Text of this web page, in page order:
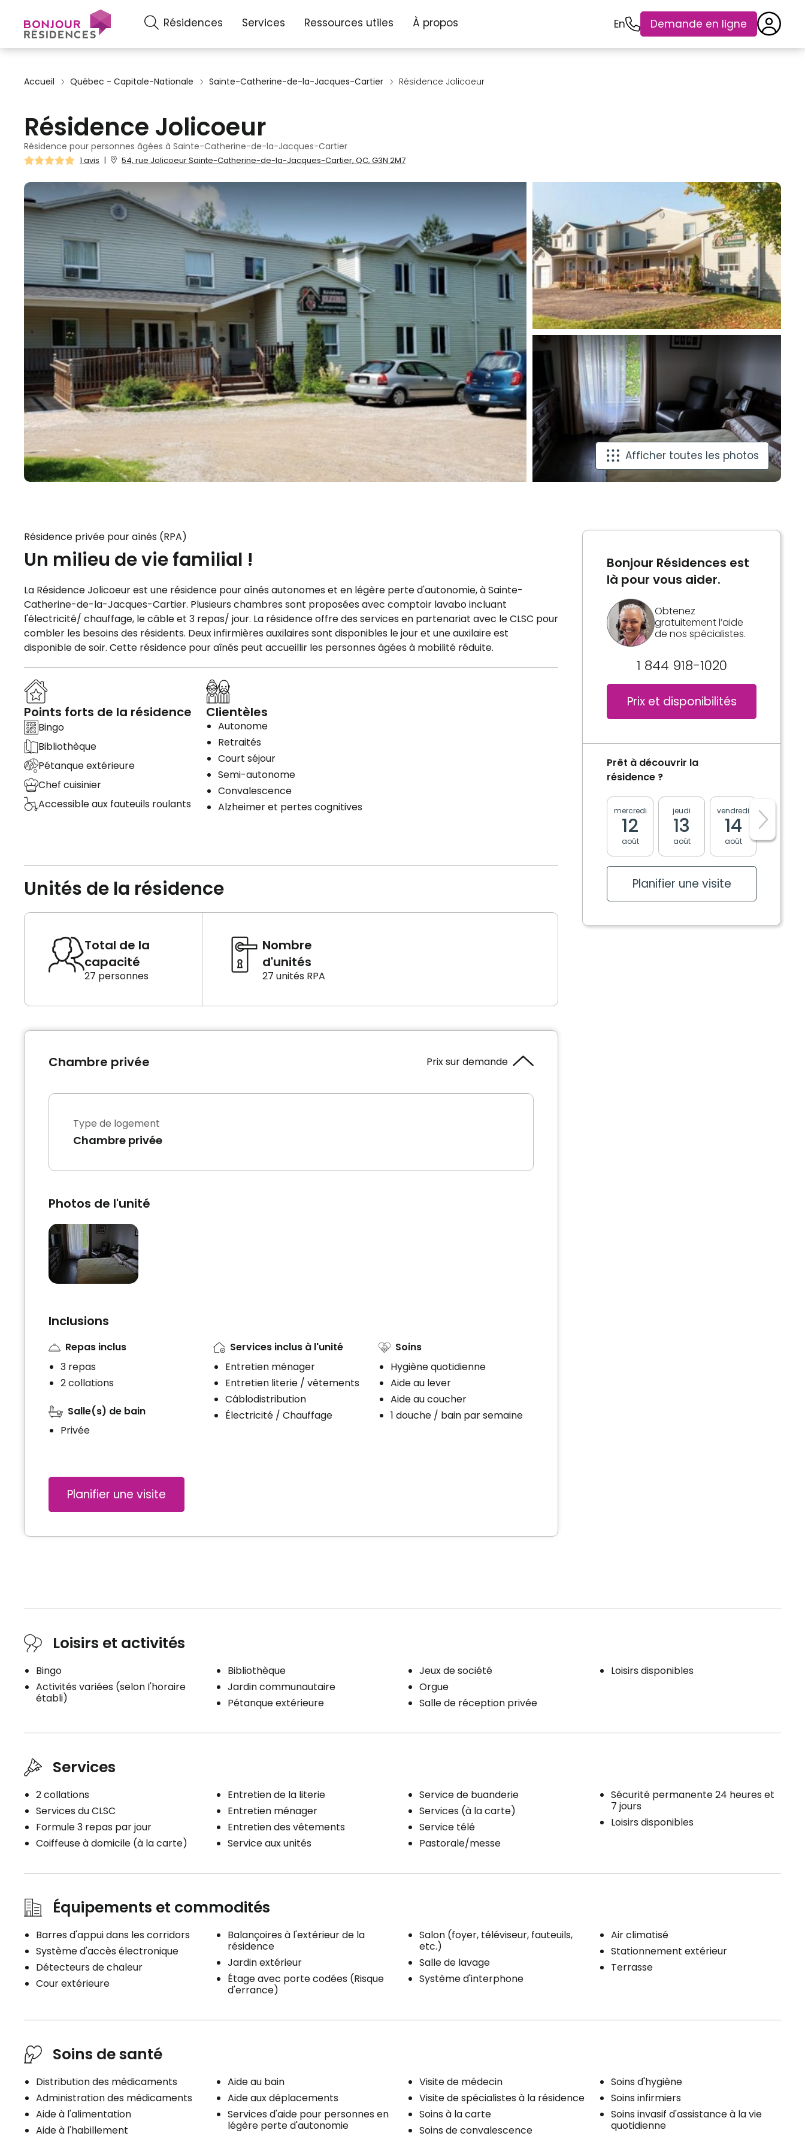
Résidences Services Ressources utiles À propos En Demande en ligne
Accueil Québec - Capitale-Nationale Sainte-Catherine-de-la-Jacques-Cartier Résidence Jolicoeur
Résidence Jolicoeur
Résidence pour personnes âgées à Sainte-Catherine-de-la-Jacques-Cartier
1 avis | 54, rue Jolicoeur Sainte-Catherine-de-la-Jacques-Cartier, QC, G3N 2M7
Afficher toutes les photos
Résidence privée pour aînés (RPA)
Un milieu de vie familial !
La Résidence Jolicoeur est une résidence pour aînés autonomes et en légère perte d'autonomie, à Sainte-
Catherine-de-la-Jacques-Cartier. Plusieurs chambres sont proposées avec comptoir lavabo incluant
l'électricité/ chauffage, le câble et 3 repas/ jour. La résidence offre des services en partenariat avec le CLSC pour
combler les besoins des résidents. Deux infirmières auxilaires sont disponibles le jour et une auxilaire est
disponible de soir. Cette résidence pour aînés peut accueillir les personnes âgées à mobilité réduite.
Points forts de la résidence
Bingo
Bibliothèque
Pétanque extérieure
Chef cuisinier
Accessible aux fauteuils roulants
Clientèles
Autonome
Retraités
Court séjour
Semi-autonome
Convalescence
Alzheimer et pertes cognitives
Unités de la résidence
Total de la
capacité
27 personnes
Nombre
d'unités
27 unités RPA
Chambre privée Prix sur demande
Type de logement
Chambre privée
Photos de l'unité
Inclusions
Repas inclus
3 repas
2 collations
Salle(s) de bain
Privée
Services inclus à l'unité
Entretien ménager
Entretien literie / vêtements
Câblodistribution
Électricité / Chauffage
Soins
Hygiène quotidienne
Aide au lever
Aide au coucher
1 douche / bain par semaine
Planifier une visite
Bonjour Résidences est
là pour vous aider.
Obtenez
gratuitement l’aide
de nos spécialistes.
1 844 918-1020
Prix et disponibilités
Prêt à découvrir la
résidence ?
mercredi
12
août
jeudi
13
août
vendredi
14
août août
Planifier une visite
Loisirs et activités
Bingo
Activités variées (selon I'horaire
établi)
Bibliothèque
Jardin communautaire
Pétanque extérieure
Jeux de société
Orgue
Salle de réception privée
Loisirs disponibles
Services
2 collations
Services du CLSC
Formule 3 repas par jour
Coiffeuse à domicile (à la carte)
Entretien de la literie
Entretien ménager
Entretien des vêtements
Service aux unités
Service de buanderie
Services (à la carte)
Service télé
Pastorale/messe
Sécurité permanente 24 heures et
7 jours
Loisirs disponibles
Équipements et commodités
Barres d'appui dans les corridors
Système d'accès électronique
Détecteurs de chaleur
Cour extérieure
Balançoires à l'extérieur de la
résidence
Jardin extérieur
Étage avec porte codées (Risque
d'errance)
Salon (foyer, téléviseur, fauteuils,
etc.)
Salle de lavage
Système d'interphone
Air climatisé
Stationnement extérieur
Terrasse
Soins de santé
Distribution des médicaments
Administration des médicaments
Aide à l'alimentation
Aide à l'habillement
Aide au bain
Aide aux déplacements
Services d'aide pour personnes en
légère perte d'autonomie
Visite de médecin
Visite de spécialistes à la résidence
Soins à la carte
Soins de convalescence
Soins d'hygiène
Soins infirmiers
Soins invasif d'assistance à la vie
quotidienne